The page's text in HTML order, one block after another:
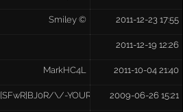
Smiley © 2011-12-23 17:55
2011-12-19 12:26
MarkHC4L 2011-10-04 21:40
[SFwR]BJ0R/\/-YOUR-PERSONAL-2009-06-26 15:21